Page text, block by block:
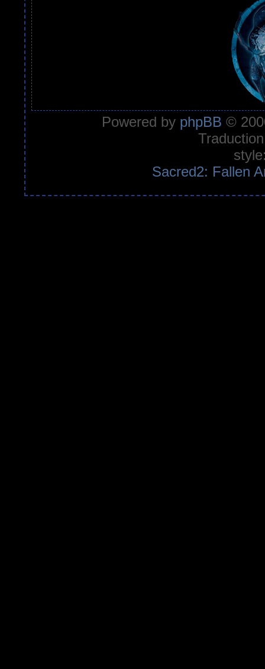
Powered by phpBB ©
Sacred2: Fallen